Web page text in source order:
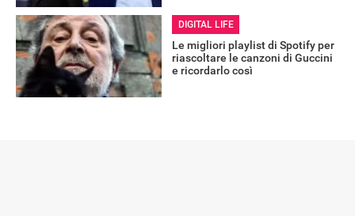
DIGITAL LIFE
Le migliori playlist di Spotify per
riascoltare le canzoni di Guccini
e ricordarlo così